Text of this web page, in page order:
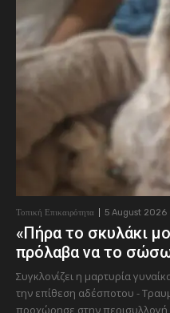
Τοπική Επικαιρότητα 5 August 2026
«Πήρα το σκυλάκι
πρόλαβα να το
Συγκλονίζει η μαρτυρία
την επίθεση αδέσποτου -